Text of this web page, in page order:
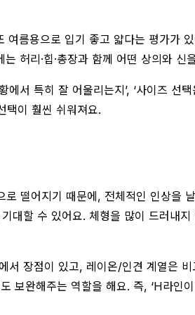
름용으로 입기 좋고 얇다는 평가가
허리·힙·총장과 함께 어떤 상의와 신
서 특히 잘 어울리는지’, ‘사이즈 선
택이 훨씬 쉬워져요.
떨어지기 때문에, 전체적인 인상을
대할 수 있어요. 체형을 많이 드러내
장점이 있고, 레이온/인견 계열은
완해주는 역할을 해요. 즉, ‘H라인